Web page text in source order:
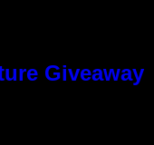
Giveaway